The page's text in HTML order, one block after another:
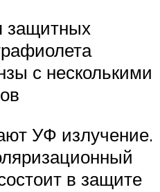
защитных
с несколькими
УФ излучение.
в защите